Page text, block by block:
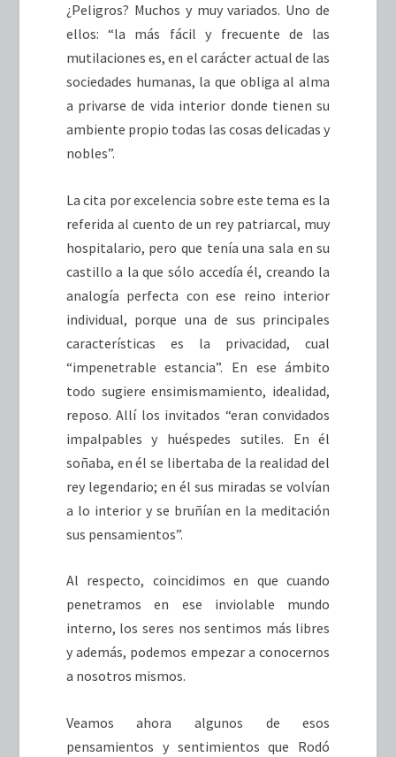
¿Peligros? Muchos y muy variados. Uno de
ellos: “la más fácil y frecuente de las
mutilaciones es, en el carácter actual de las
sociedades humanas, la que obliga al alma
a privarse de vida interior donde tienen su
ambiente propio todas las cosas delicadas y
nobles”.
La cita por excelencia sobre este tema es la
referida al cuento de un rey patriarcal, muy
hospitalario, pero que tenía una sala en su
castillo a la que sólo accedía él, creando la
analogía perfecta con ese reino interior
individual, porque una de sus principales
características es la privacidad, cual
“impenetrable estancia”. En ese ámbito
todo sugiere ensimismamiento, idealidad,
reposo. Allí los invitados “eran convidados
impalpables y huéspedes sutiles. En él
soñaba, en él se libertaba de la realidad del
rey legendario; en él sus miradas se volvían
a lo interior y se bruñían en la meditación
sus pensamientos”.
Al respecto, coincidimos en que cuando
penetramos en ese inviolable mundo
interno, los seres nos sentimos más libres
y además, podemos empezar a conocernos
a nosotros mismos.
Veamos ahora algunos de esos
pensamientos y sentimientos que Rodó